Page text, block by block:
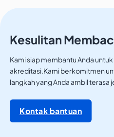
Kesulitan
Kami siap membantu Anda
akreditasi.Kami berkomitmen
langkah yang Anda ambil terasa
Kontak bantuan